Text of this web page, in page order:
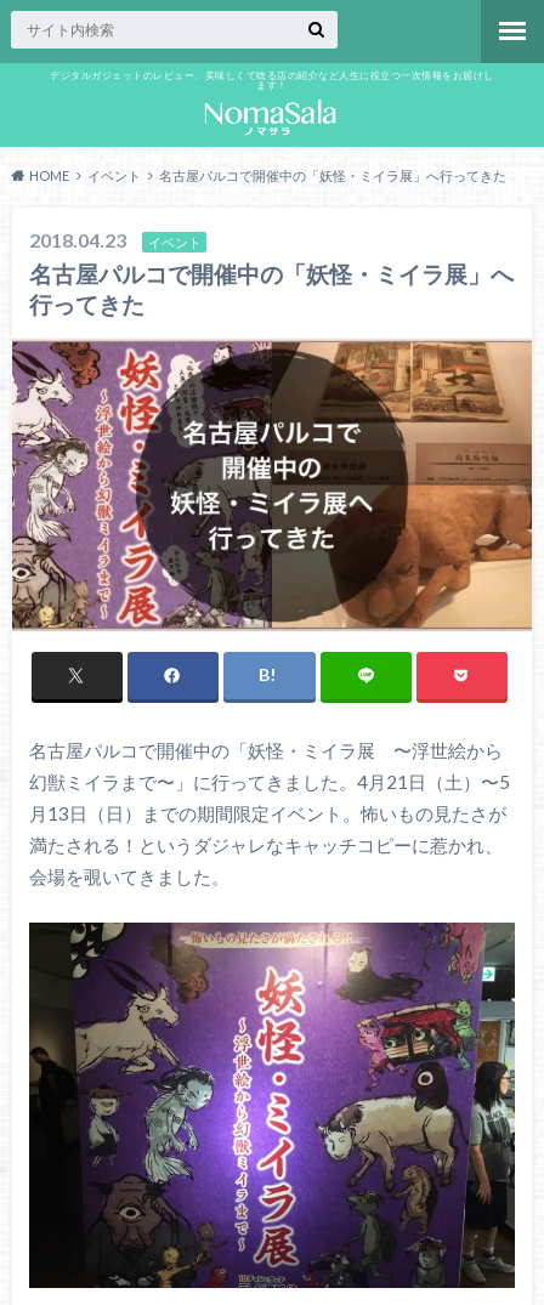
デジタルガジェットのレビュー、美味しくて唸る店の紹介など人生に役立つ一次情報をお届けし
ます！
HOME イベント 名古屋パルコで開催中の「妖怪・ミイラ展」へ行ってきた
2018.04.23 イベント
名古屋パルコで開催中の「妖怪・ミイラ展」へ
行ってきた
名古屋パルコで開催中の「妖怪・ミイラ展 〜浮世絵から
幻獣ミイラまで〜」に行ってきました。4月21日（土）〜5
月13日（日）までの期間限定イベント。怖いもの見たさが
満たされる！というダジャレなキャッチコピーに惹かれ、
会場を覗いてきました。